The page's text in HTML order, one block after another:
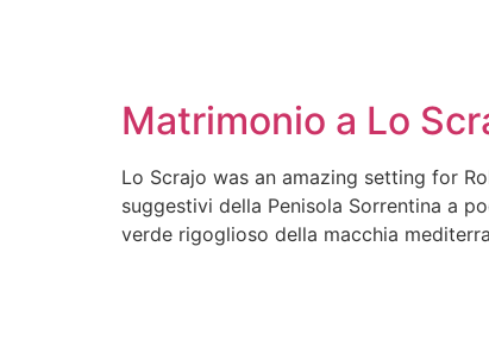
Matrimonio a Lo
Lo Scrajo was an amazing setting for
suggestivi della Penisola Sorrentina a
verde rigoglioso della macchia